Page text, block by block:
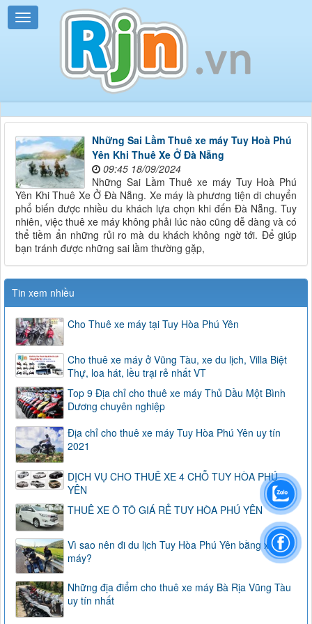
Những Sai Lầm Thuê xe máy Tuy Hoà Phú
Yên Khi Thuê Xe Ở Đà Nẵng
09:45 18/09/2024
Những Sai Lầm Thuê xe máy Tuy Hoà Phú
Yên Khi Thuê Xe Ở Đà Nẵng. Xe máy là phương tiện di chuyển
phổ biến được nhiều du khách lựa chọn khi đến Đà Nẵng. Tuy
nhiên, việc thuê xe máy không phải lúc nào cũng dễ dàng và có
thể tiềm ẩn những rủi ro mà du khách không ngờ tới. Để giúp
bạn tránh được những sai lầm thường gặp,
Tin xem nhiều
Cho Thuê xe máy tại Tuy Hòa Phú Yên
Cho thuê xe máy ở Vũng Tàu, xe du lịch, Villa Biệt
Thự, loa hát, lều trại rẻ nhất VT
Top 9 Địa chỉ cho thuê xe máy Thủ Dầu Một Bình
Dương chuyên nghiệp
Địa chỉ cho thuê xe máy Tuy Hòa Phú Yên uy tín
2021
DỊCH VỤ CHO THUÊ XE 4 CHỖ TUY HÒA PHÚ
YÊN
THUÊ XE Ô TÔ GIÁ RẺ TUY HÒA PHÚ YÊN
Vì sao nên đi du lịch Tuy Hòa Phú Yên bằng xe
máy?
Những địa điểm cho thuê xe máy Bà Rịa Vũng Tàu
uy tín nhất